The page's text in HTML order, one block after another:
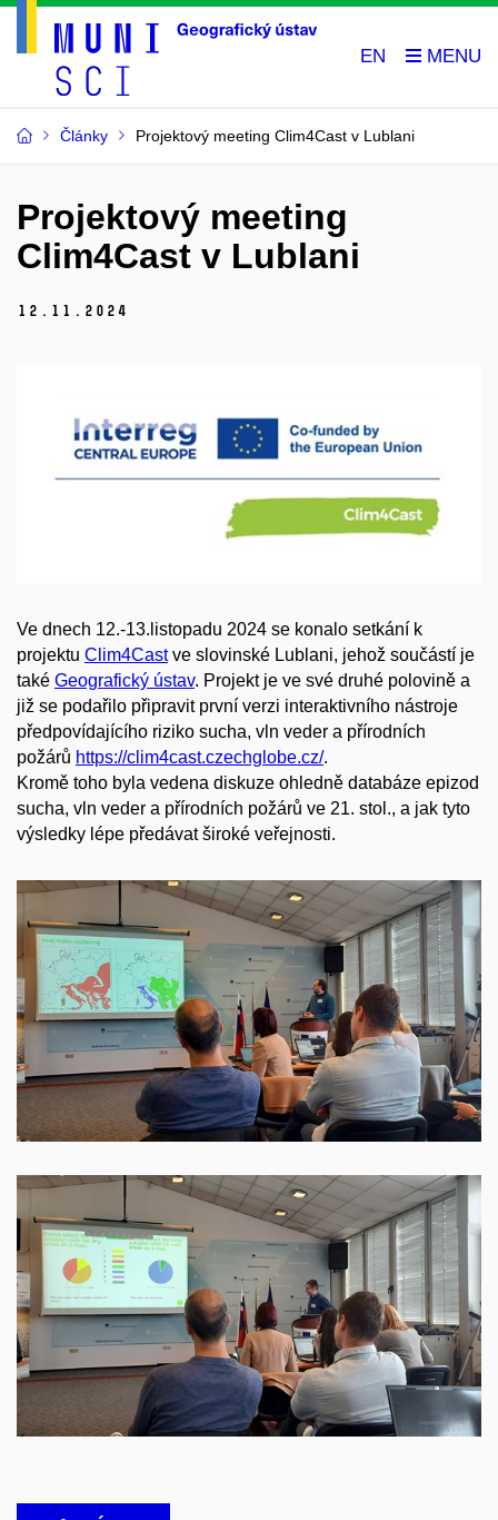
EN
Články Projektový meeting Clim4Cast v Lublani
Projektový meeting
Clim4Cast v Lublani
12. 11. 2024
Ve dnech 12.-13.listopadu 2024 se konalo setkání k
projektu Clim4Castve slovinské Lublani, jehož součástí je
také Geografický ústav. Projekt je ve své druhé polovině a
již se podařilo připravit první verzi interaktivního nástroje
předpovídajícího riziko sucha, vln veder a přírodních
požárů https://clim4cast.czechglobe.cz/.
Kromě toho byla vedena diskuze ohledně databáze epizod
sucha, vln veder a přírodních požárů ve 21. stol., a jak tyto
výsledky lépe předávat široké veřejnosti.